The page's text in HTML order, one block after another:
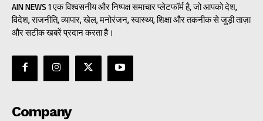
AIN NEWS 1 एक विश्वसनीय और निष्पक्ष समाचार प्लेटफॉर्म है, जो आपको देश,
विदेश, राजनीति, व्यापार, खेल, मनोरंजन, स्वास्थ्य, शिक्षा और तकनीक से जुड़ी ताज़ा
और सटीक खबरें प्रदान करता है।
Company